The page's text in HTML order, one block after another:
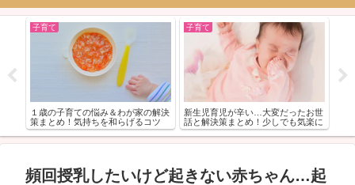
子育て
１歳の子育ての悩み＆わが家の解決
策まとめ！気持ちを和らげるコツ
子育て
新生児育児が辛い…大変だったお世
話と解決策まとめ！少しでも気楽に
頻回授乳したいけど起きない赤ちゃん…起